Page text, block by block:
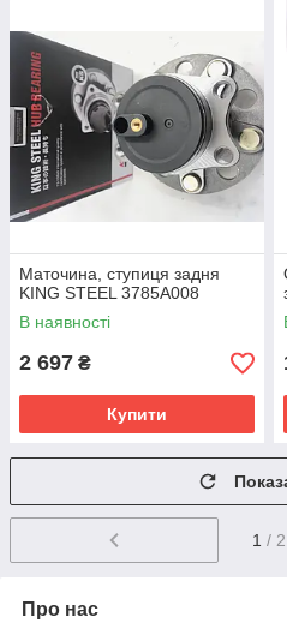
Маточина, ступиця задня
KING STEEL 3785A008
В наявності
2 697 ₴
Купити
1 / 2
Про нас